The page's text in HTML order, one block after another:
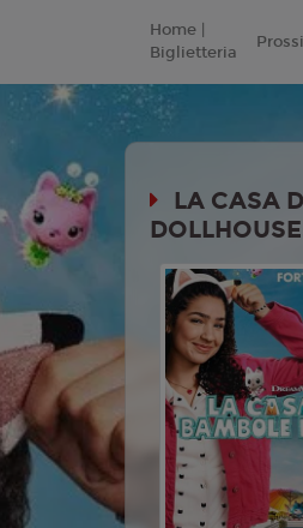
Home |
Biglietteria
LA CASA